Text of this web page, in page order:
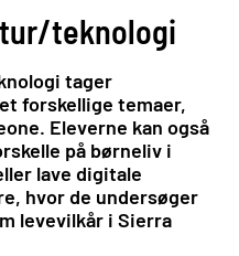
teknologi
tager
forskellige temaer,
Eleverne kan også
på børneliv i
lave digitale
hvor de undersøger
levevilkår i Sierra